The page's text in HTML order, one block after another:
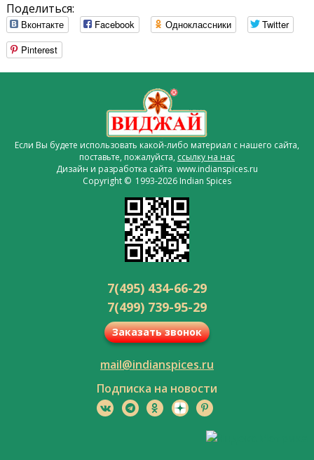
Поделиться:
Вконтакте Facebook Одноклассники
Twitter
Pinterest
Если Вы будете использовать какой-либо материал с нашего сайта,
поставьте, пожалуйста, ссылку на нас
Дизайн и разработка сайта www.indianspices.ru
Copyright © 1993-2026 Indian Spices
7(495) 434-66-29
7(499) 739-95-29
Заказать звонок
mail@indianspices.ru
Подписка на новости